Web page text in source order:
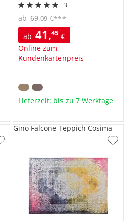
3
ab 41,45 €
Online zum
Kundenkartenpreis
ab 69,09 €***
Lieferzeit: bis zu 7 Werktage
Gino Falcone Teppich Cosima